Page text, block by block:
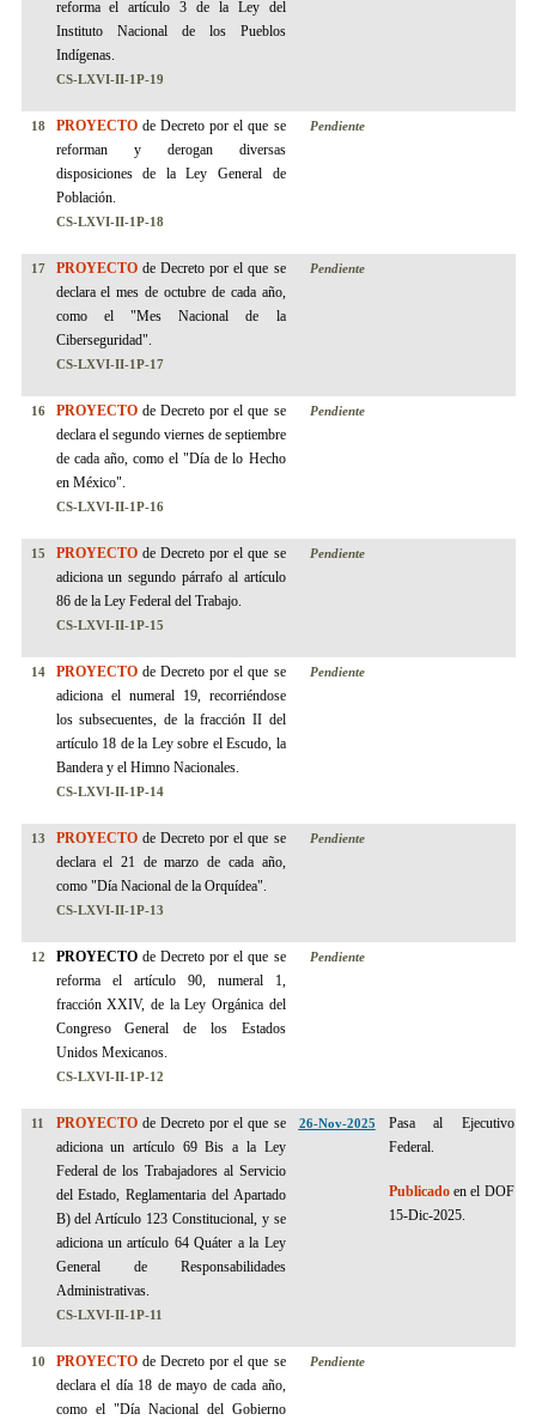
reforma el artículo 3 de la Ley del
Instituto Nacional de los Pueblos
Indígenas.
CS-LXVI-II-1P-19
18 PROYECTOde Decreto por el que se
reforman y derogan diversas
disposiciones de la Ley General de
Población.
CS-LXVI-II-1P-18
Pendiente
17 PROYECTOde Decreto por el que se
declara el mes de octubre de cada año,
como el "Mes Nacional de la
Ciberseguridad".
CS-LXVI-II-1P-17
Pendiente
16 PROYECTOde Decreto por el que se
declara el segundo viernes de septiembre
de cada año, como el "Día de lo Hecho
en México".
CS-LXVI-II-1P-16
Pendiente
15 PROYECTOde Decreto por el que se
adiciona un segundo párrafo al artículo
86 de la Ley Federal del Trabajo.
CS-LXVI-II-1P-15
Pendiente
14 PROYECTOde Decreto por el que se
adiciona el numeral 19, recorriéndose
los subsecuentes, de la fracción II del
artículo 18 de la Ley sobre el Escudo, la
Bandera y el Himno Nacionales.
CS-LXVI-II-1P-14
Pendiente
13 PROYECTOde Decreto por el que se
declara el 21 de marzo de cada año,
como "Día Nacional de la Orquídea".
CS-LXVI-II-1P-13
Pendiente
12 PROYECTOde Decreto por el que se
reforma el artículo 90, numeral 1,
fracción XXIV, de la Ley Orgánica del
Congreso General de los Estados
Unidos Mexicanos.
CS-LXVI-II-1P-12
Pendiente
11 PROYECTOde Decreto por el que se
adiciona un artículo 69 Bis a la Ley
Federal de los Trabajadores al Servicio
del Estado, Reglamentaria del Apartado
B) del Artículo 123 Constitucional, y se
adiciona un artículo 64 Quáter a la Ley
General de Responsabilidades
Administrativas.
CS-LXVI-II-1P-11
26-Nov-2025
Pasa al Ejecutivo
Federal.
Publicadoen el DOF
15-Dic-2025.
10 PROYECTOde Decreto por el que se
declara el día 18 de mayo de cada año,
como el "Día Nacional del Gobierno
Pendiente